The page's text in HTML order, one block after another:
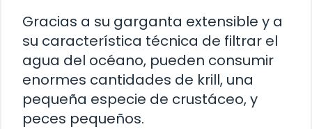
Gracias a su garganta extensible y a
su característica técnica de filtrar el
agua del océano, pueden consumir
enormes cantidades de krill, una
pequeña especie de crustáceo, y
peces pequeños.